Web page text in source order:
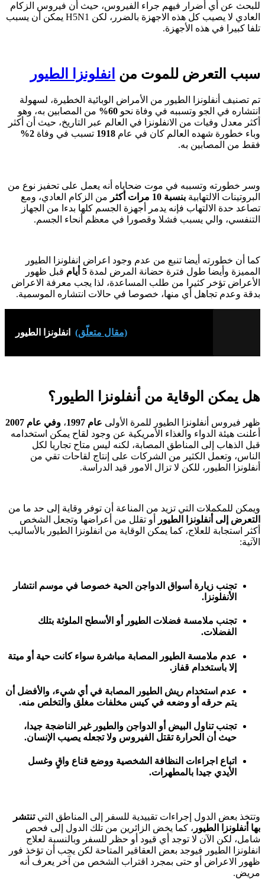
للبحث عن أي أضرار فيهم جراء الفيروس، حيث أن فيروس الزكام
العادي لا يصيب كل هذه الاجهزة بالضرر، لكن H5N1 يمكن أن يسبب
تلفا كبيرا في هذه الأجهزة.
سبب التعرض للموت من انفلونزا الطيور
تم تصنيف أنفلونزا الطيور من الأمراض الوبائية الخطيرة، لسهولة
انتشاره في الجو وتسببه في وفاة نحو
من المصابين به، وهو
أكثر معدل وفيات من الانفلونزا في العالم عبر التاريخ، حيث أن أكثر
وباء خطورة شهده العالم كان في عام 1918 تسبب في وفاة 2%
فقط من المصابين به.
وسر خطورته وتسببه في موت ضحاياه أنه يعمل على تحفيز نوع من
البروتينات الالتهابية بنسبة 10 مرات أكثر
من الزكام العادي، ومع
تصاعد حدة الالتهاب فإنه يدمر أجهزة الجسم كلها بدءا من الجهاز
التنفسي، والي يسبب فشلا وقصورا في معظم أنحاء الجسم.
كما أن خطورته أيضا تنبع من عدم وجود اعراض انفلونزا الطيور
المميزة وأيضا طول فترة حضانة المرض لمدة 5 أيام
قبل ظهور
الأعراض تؤخر كثيرا من طلب المساعدة، لذا يجب معرفة الاعراض
بدقة وعدم تجاهل أي منها، خصوصا في حالات انتشاره الموسمية.
(مقال متعلّق) انفلونزا الطيور
هل يمكن الوقاية من أنفلونزا الطيور؟
ظهر فيروس أنفلونزا الطيور للمرة الأولى عام 1997 ، وفي عام 2007
أعلنت هيئة الدواء والغذاء الأمريكية عن وجود لقاح يمكن استخدامه
قبل الذهاب إلى المناطق المصابة، لكنه ليس متاح تجاريا لكل
الناس، وتعمل الكثير من الشركات على إنتاج لقاحات تقي من
أنفلونزا الطيور، للكن لا تزال الامور قيد الدراسة.
ويمكن للمكملات التي تزيد من المناعة أن توفر وقاية إلى حد ما من
التعرض إلى أنفلونزا الطيور
أو تقلل من أعراضها وتجعل الشخص
أكثر استجابة للعلاج، كما يمكن الوقاية من انفلونزا الطيور بالأساليب
الآتية:
تجنب زيارة أسواق الدواجن الحية خصوصا في موسم انتشار
الأنفلونزا.
تجنب ملامسة فضلات الطيور أو الأسطح الملوثة بتلك
الفضلات.
عدم ملامسة الطيور المصابة مباشرة سواء كانت حية أو ميتة
إلا باستخدام قفاز.
عدم استخدام ريش الطيور المصابة في أي شيء، والأفضل أن
يتم حرقه أو وضعه في كيس مخلفات مغلق والتخلص منه.
تجنب تناول البيض أو الدواجن والطيور غير الناضجة جيدا،
حيث أن الحرارة تقتل الفيروس ولا تجعله يصيب الإنسان.
اتباع اجراءات النظافة الشخصية ووضع قناع واقٍ وغسل
الأيدي جيدا بالمطهرات.
وتتخذ بعض الدول إجراءات تقييدية للسفر إلى المناطق التيتنتشر
بها أنفلونزا الطيور ، كما يخض الزائرين من تلك الدول إلى فحص
شامل، لكن الآن لا توجد أي قيود أو حظر للسفر وبالنسبة لعلاج
انفلونزا الطيور فيوجد بعض العقاقير المتاحة لكن يجب أن تؤخذ فور
ظهور الاعراض أو حتى بمجرد اقتراب الشخص من آخر يعرف أنه
مريض.